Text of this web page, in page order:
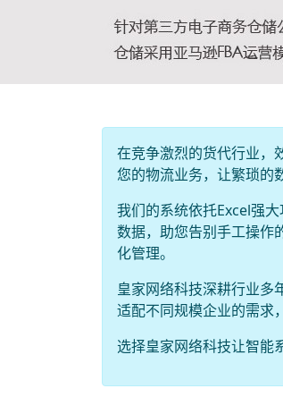
在竞争激烈的货代行业，
您的物流业务，让繁琐的
我们的系统依托Excel强
数据，助您告别手工操作
化管理。
皇家网络科技深耕行业多
适配不同规模企业的需求
选择皇家网络科技让智能